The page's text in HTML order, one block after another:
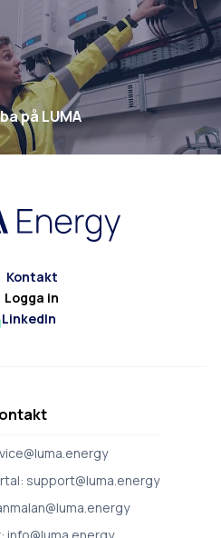
på LUMA
Kontakt
Logga in
LinkedIn
LinkedIn
support@luma.energy